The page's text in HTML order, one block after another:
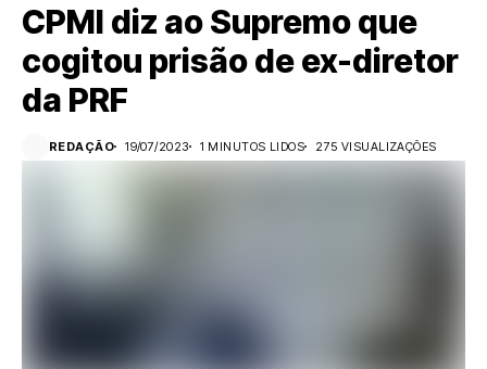
CPMI diz ao Supremo que
cogitou prisão de ex-diretor
da PRF
REDAÇÃO 19/07/2023 1 MINUTOS LIDOS 275 VISUALIZAÇÕES